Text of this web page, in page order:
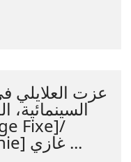
السينمائية،
[Photographie] غازي ...